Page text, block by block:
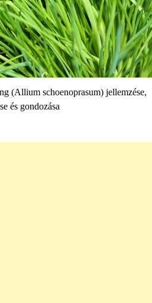
(Allium schoenoprasum) jellemzése,
és gondozása